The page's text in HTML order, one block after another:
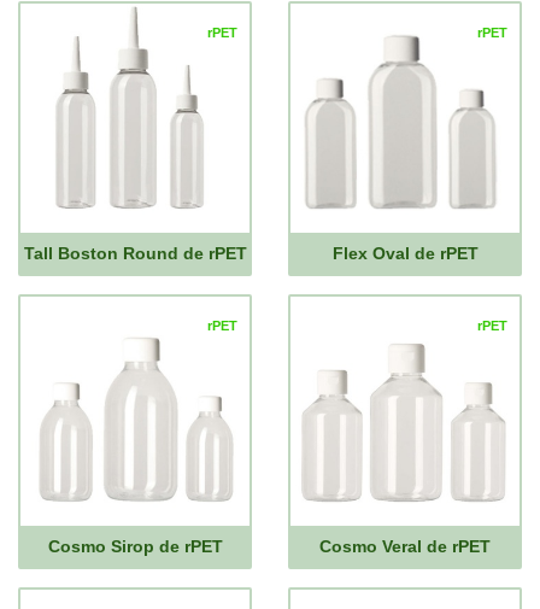
rPET
Tall Boston Round de rPET
rPET
Flex Oval de rPET
rPET
Cosmo Sirop de rPET
rPET
Cosmo Veral de rPET